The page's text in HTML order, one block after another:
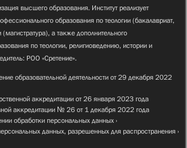
высшего образования. Институт реализует
образования по теологии (бакалавриат,
(магистратура), а также дополнительного
по теологии, религиоведению, истории и
РОО «Сретение».
образовательной деятельности от 29 декабря 2022
аккредитации от 26 января 2023 года
аккредитации № 26 от 1 декабря 2022 года
обработки персональных данных
данных, разрешенных для распространения